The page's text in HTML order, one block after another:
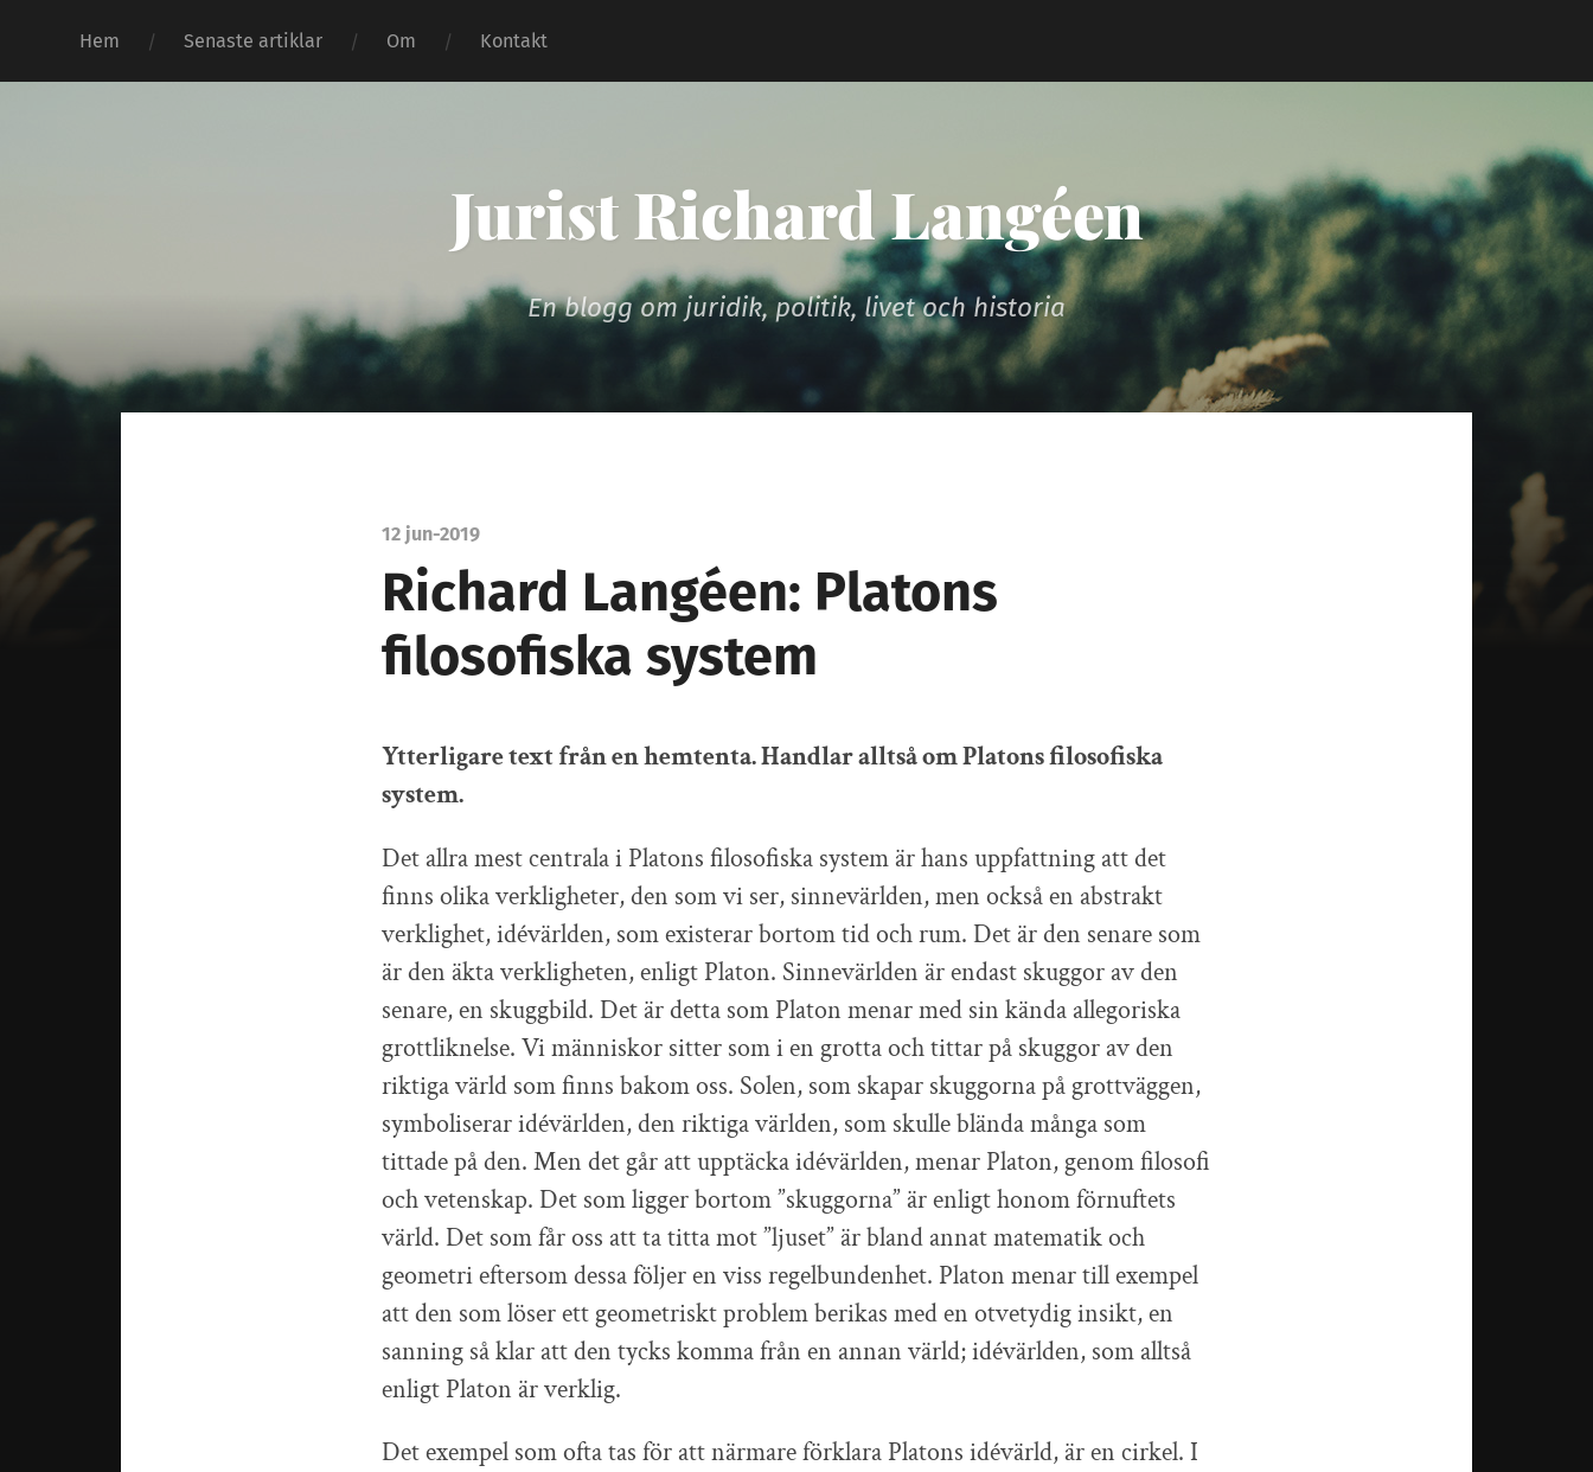
Hem Senaste artiklar Om Kontakt
Jurist Richard Langéen
En blogg om juridik, politik, livet och historia
12 jun-2019
Richard Langéen: Platons
filosofiska system
Ytterligare text från en hemtenta. Handlar alltså om Platons filosofiska
system.
Det allra mest centrala i Platons filosofiska system är hans uppfattning att det
finns olika verkligheter, den som vi ser, sinnevärlden, men också en abstrakt
verklighet, idévärlden, som existerar bortom tid och rum. Det är den senare som
är den äkta verkligheten, enligt Platon. Sinnevärlden är endast skuggor av den
senare, en skuggbild. Det är detta som Platon menar med sin kända allegoriska
grottliknelse. Vi människor sitter som i en grotta och tittar på skuggor av den
riktiga värld som finns bakom oss. Solen, som skapar skuggorna på grottväggen,
symboliserar idévärlden, den riktiga världen, som skulle blända många som
tittade på den. Men det går att upptäcka idévärlden, menar Platon, genom filosofi
och vetenskap. Det som ligger bortom ”skuggorna” är enligt honom förnuftets
värld. Det som får oss att ta titta mot ”ljuset” är bland annat matematik och
geometri eftersom dessa följer en viss regelbundenhet. Platon menar till exempel
att den som löser ett geometriskt problem berikas med en otvetydig insikt, en
sanning så klar att den tycks komma från en annan värld; idévärlden, som alltså
enligt Platon är verklig.
Det exempel som ofta tas för att närmare förklara Platons idévärld, är en cirkel. I